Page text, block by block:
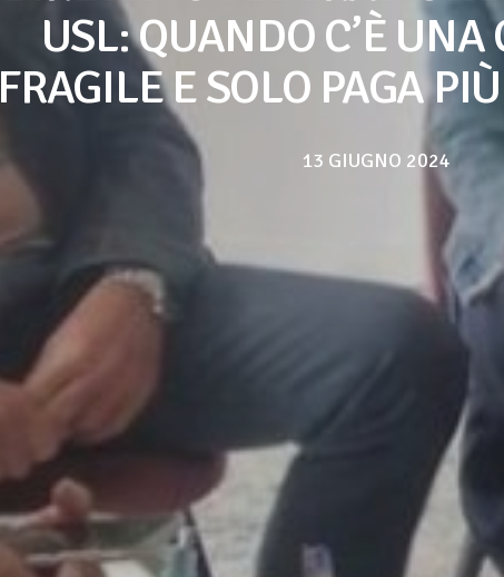
USL: QUANDO C’È UNA
FRAGILE E SOLO PAGA
13 GIUGNO 2024